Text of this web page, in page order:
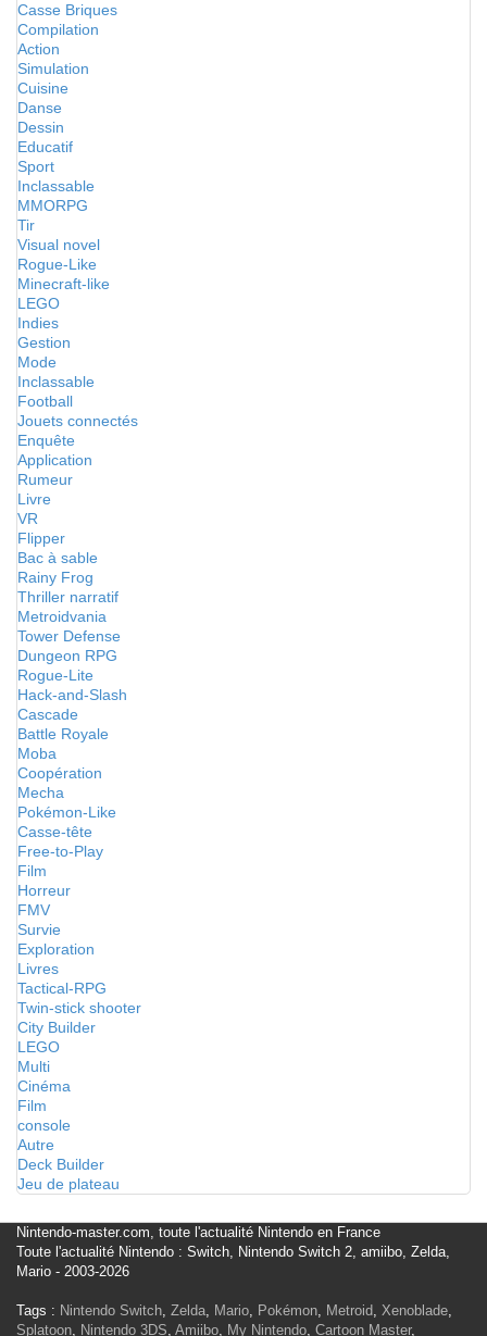
Casse Briques
Compilation
Action
Simulation
Cuisine
Danse
Dessin
Educatif
Sport
Inclassable
MMORPG
Tir
Visual novel
Rogue-Like
Minecraft-like
LEGO
Indies
Gestion
Mode
Inclassable
Football
Jouets connectés
Enquête
Application
Rumeur
Livre
VR
Flipper
Bac à sable
Rainy Frog
Thriller narratif
Metroidvania
Tower Defense
Dungeon RPG
Rogue-Lite
Hack-and-Slash
Cascade
Battle Royale
Moba
Coopération
Mecha
Pokémon-Like
Casse-tête
Free-to-Play
Film
Horreur
FMV
Survie
Exploration
Livres
Tactical-RPG
Twin-stick shooter
City Builder
LEGO
Multi
Cinéma
Film
console
Autre
Deck Builder
Jeu de plateau
Nintendo-master.com, toute l'actualité Nintendo en France
Toute l'actualité Nintendo : Switch, Nintendo Switch 2, amiibo, Zelda,
Mario - 2003-2026
Tags : Nintendo Switch, Zelda, Mario, Pokémon, Metroid, Xenoblade,
Splatoon, Nintendo 3DS, Amiibo, My Nintendo, Cartoon Master,